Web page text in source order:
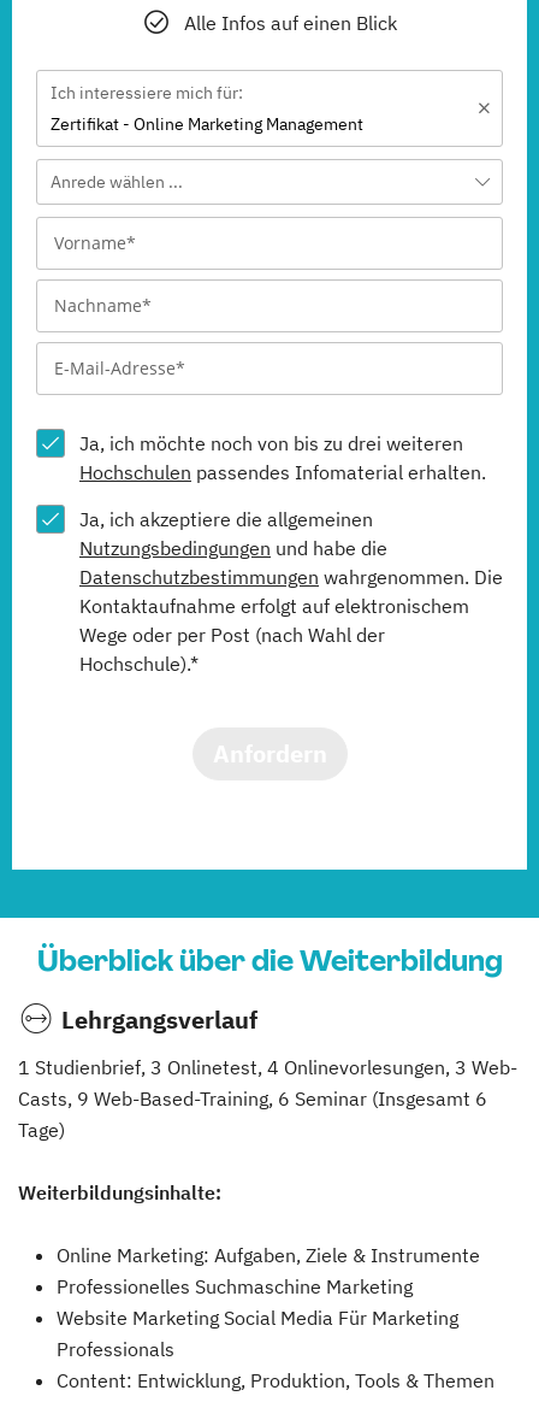
Alle Infos auf einen Blick
Ich interessiere mich für:
Zertifikat - Online Marketing Management
Anrede wählen ...
Ja, ich möchte noch von bis zu drei weiteren
Hochschulen passendes Infomaterial erhalten.
Ja, ich akzeptiere die allgemeinen
Nutzungsbedingungen und habe die
Datenschutzbestimmungen wahrgenommen. Die
Kontaktaufnahme erfolgt auf elektronischem
Wege oder per Post (nach Wahl der
Hochschule).*
Überblick über die Weiterbildung
Lehrgangsverlauf
1 Studienbrief, 3 Onlinetest, 4 Onlinevorlesungen, 3 Web-
Casts, 9 Web-Based-Training, 6 Seminar (Insgesamt 6
Tage)
Weiterbildungsinhalte:
Online Marketing: Aufgaben, Ziele & Instrumente
Professionelles Suchmaschine Marketing
Website Marketing Social Media Für Marketing
Professionals
Content: Entwicklung, Produktion, Tools & Themen